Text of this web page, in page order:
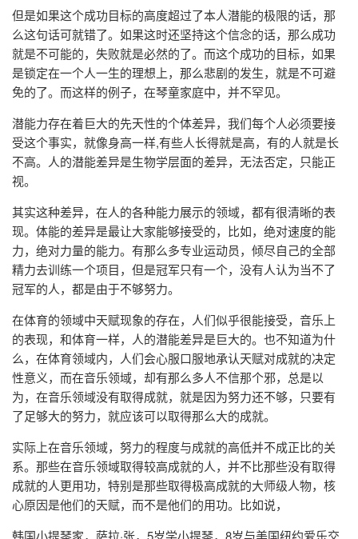
但是如果这个成功目标的高度超过了本人潜能的极限的话，那
么这句话可就错了。如果这时还坚持这个信念的话，那么成功
就是不可能的，失败就是必然的了。而这个成功的目标，如果
是锁定在一个人一生的理想上，那么悲剧的发生，就是不可避
免的了。而这样的例子，在琴童家庭中，并不罕见。
潜能力存在着巨大的先天性的个体差异，我们每个人必须要接
受这个事实，就像身高一样,有些人长得就是高，有的人就是长
不高。人的潜能差异是生物学层面的差异，无法否定，只能正
视。
其实这种差异，在人的各种能力展示的领域，都有很清晰的表
现。体能的差异是最让大家能够接受的，比如，绝对速度的能
力，绝对力量的能力。有那么多专业运动员，倾尽自己的全部
精力去训练一个项目，但是冠军只有一个，没有人认为当不了
冠军的人，都是由于不够努力。
在体育的领域中天赋现象的存在，人们似乎很能接受，音乐上
的表现，和体育一样，人的潜能差异是巨大的。也不知道为什
么，在体育领域内，人们会心服口服地承认天赋对成就的决定
性意义，而在音乐领域，却有那么多人不信那个邪，总是以
为，在音乐领域没有取得成就，就是因为努力还不够，只要有
了足够大的努力，就应该可以取得那么大的成就。
实际上在音乐领域，努力的程度与成就的高低并不成正比的关
系。那些在音乐领域取得较高成就的人，并不比那些没有取得
成就的人更用功，特别是那些取得极高成就的大师级人物，核
心原因是他们的天赋，而不是他们的用功。比如说，
韩国小提琴家，萨拉·张，5岁学小提琴，8岁与美国纽约爱乐交